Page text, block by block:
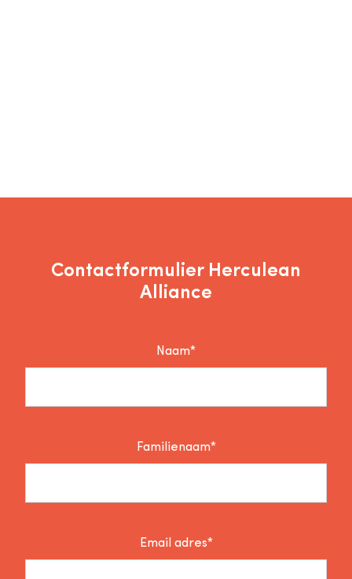
Contactformulier Herculean
Alliance
Naam*
Familienaam*
Email adres*